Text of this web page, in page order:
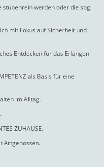
stubenrein werden oder die sog.
mit Fokus auf Sicherheit und
Entdecken für das Erlangen
als Basis für eine
im Alltag.
ZUHAUSE.
Artgenossen.